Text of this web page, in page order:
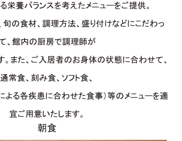
栄養バランスを考えたメニューをご提供。
旬の食材、調理方法、盛り付けなどにこだわっ
て、館内の厨房で調理師が
。また、ご入居者のお身体の状態に合わせて、
通常食、刻み食、ソフト食、
よる各疾患に合わせた食事）等のメニューを適
宜ご用意いたします。
朝食